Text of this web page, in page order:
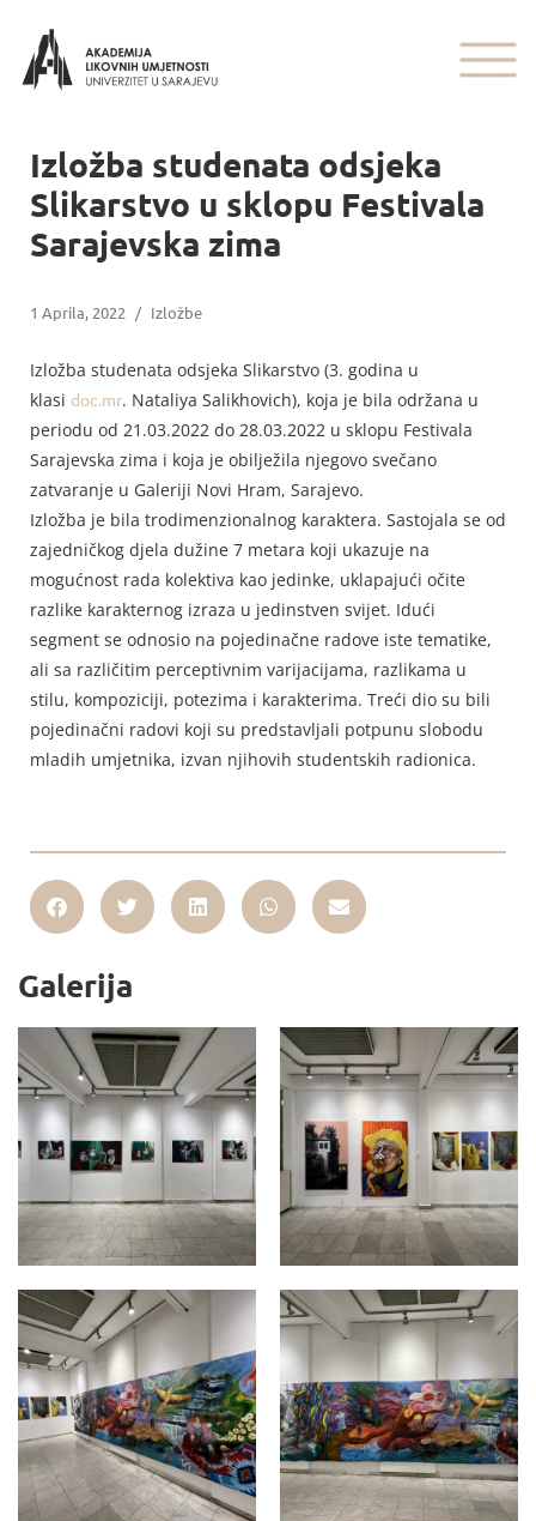
Izložba studenata odsjeka
Slikarstvo u sklopu Festivala
Sarajevska zima
1 Aprila, 2022 / Izložbe
Izložba studenata odsjeka Slikarstvo (3. godina u
klasi doc.mr. Nataliya Salikhovich), koja je bila održana u
periodu od 21.03.2022 do 28.03.2022 u sklopu Festivala
Sarajevska zima i koja je obilježila njegovo svečano
zatvaranje u Galeriji Novi Hram, Sarajevo.
Izložba je bila trodimenzionalnog karaktera. Sastojala se od
zajedničkog djela dužine 7 metara koji ukazuje na
mogućnost rada kolektiva kao jedinke, uklapajući očite
razlike karakternog izraza u jedinstven svijet. Idući
segment se odnosio na pojedinačne radove iste tematike,
ali sa različitim perceptivnim varijacijama, razlikama u
stilu, kompoziciji, potezima i karakterima. Treći dio su bili
pojedinačni radovi koji su predstavljali potpunu slobodu
mladih umjetnika, izvan njihovih studentskih radionica.
Galerija